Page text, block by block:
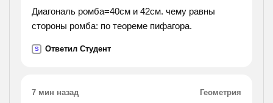
Диагональ ромба=40см и 42см. чему равны
стороны ромба: по теореме пифагора.
S Ответил Студент
7 мин назад Геометрия